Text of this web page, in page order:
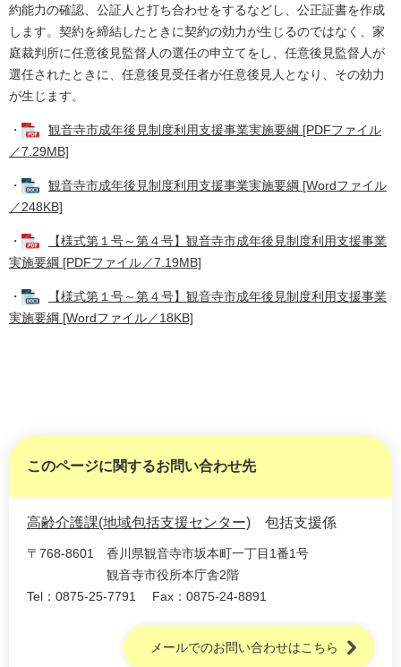
約能力の確認、公証人と打ち合わせをするなどし、公正証書を作成
します。契約を締結したときに契約の効力が生じるのではなく、家
庭裁判所に任意後見監督人の選任の申立てをし、任意後見監督人が
選任されたときに、任意後見受任者が任意後見人となり、その効力
が生じます。
・
観音寺市成年後見制度利用支援事業実施要綱 [PDFファイル
／7.29MB]
・
観音寺市成年後見制度利用支援事業実施要綱 [Wordファイル
／248KB]
・
【様式第１号～第４号】観音寺市成年後見制度利用支援事業
実施要綱 [PDFファイル／7.19MB]
・
【様式第１号～第４号】観音寺市成年後見制度利用支援事業
実施要綱 [Wordファイル／18KB]
このページに関するお問い合わせ先
高齢介護課(地域包括支援センター) 包括支援係
〒768-8601
香川県観音寺市坂本町一丁目1番1号
観音寺市役所本庁舎2階
Tel：0875-25-7791
Fax：0875-24-8891
メールでのお問い合わせはこちら